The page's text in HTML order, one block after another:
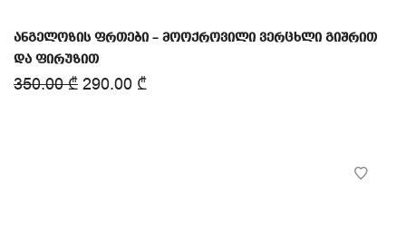
ანგელოზის ფრთები – მოოქროვილი ვერცხლი გიშრით
და ფირუზით
350.00₾ 290.00 ₾